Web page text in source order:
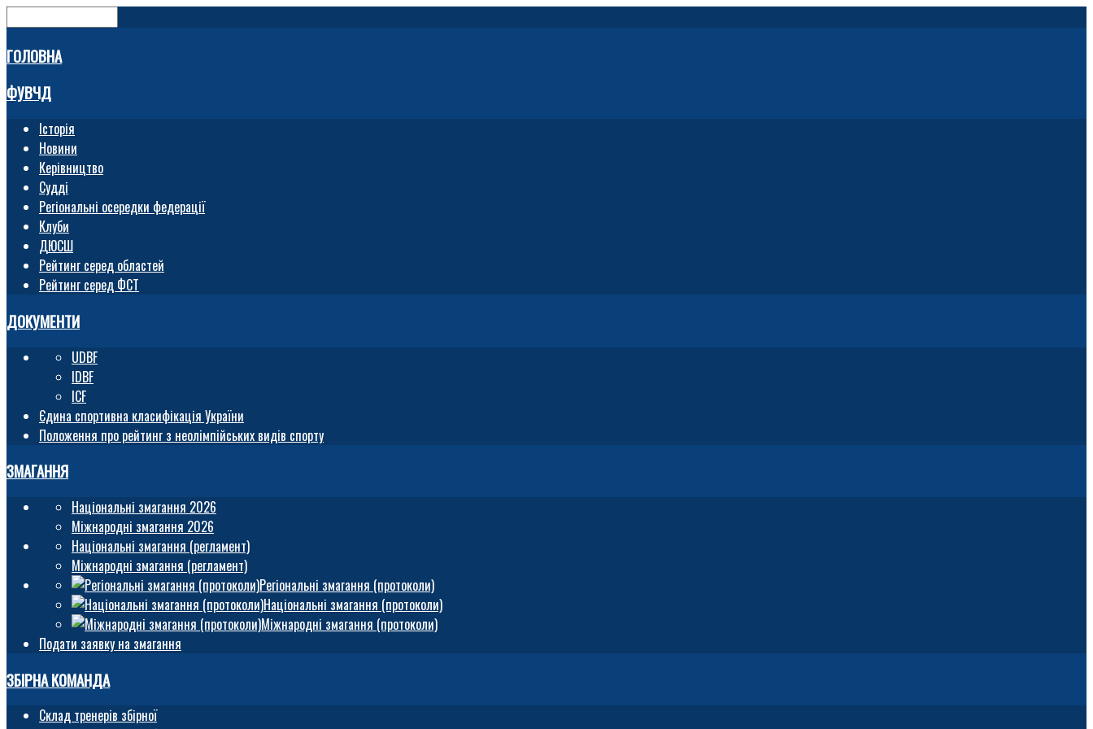
ГОЛОВНА
ФУВЧД
Історія
Новини
Керівництво
Судді
Регіональні осередки федерації
Клуби
ДЮСШ
Рейтинг серед областей
Рейтинг серед ФСТ
ДОКУМЕНТИ
UDBF
IDBF
ICF
Єдина спортивна класифікація України
Положення про рейтинг з неолімпійських видів спорту
ЗМАГАННЯ
Національні змагання 2026
Міжнародні змагання 2026
Національні змагання (регламент)
Міжнародні змагання (регламент)
Регіональні змагання (протоколи)
Національні змагання (протоколи)
Міжнародні змагання (протоколи)
Подати заявку на змагання
ЗБІРНА КОМАНДА
Склад тренерів збірної